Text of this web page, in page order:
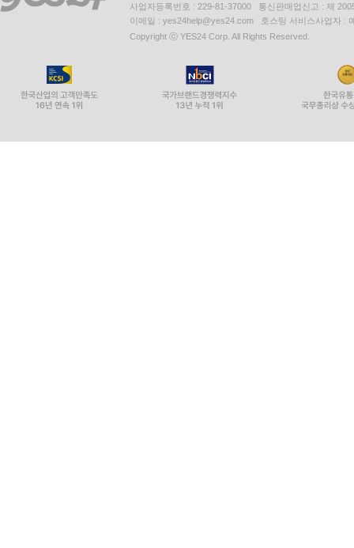
사업자등록번호 : 229-81-37000 통신판매업신고 : 제
이메일 : yes24help@yes24.com 호스팅 서비스사업자 :
Copyright ⓒ YES24 Corp. All Rights Reserved.